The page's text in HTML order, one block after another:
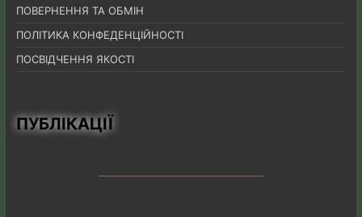
ПОВЕРНЕННЯ ТА ОБМІН
ПОЛІТИКА КОНФЕДЕНЦІЙНОСТІ
ПОСВІДЧЕННЯ ЯКОСТІ
ПУБЛІКАЦІЇ